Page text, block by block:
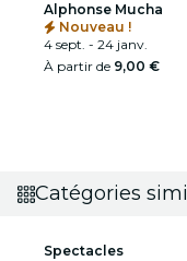
Alphonse Mucha
Nouveau !
4 sept. - 24 janv.
À partir de 9,00 €
Catégories
Spectacles